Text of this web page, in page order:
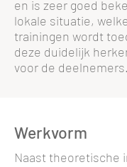
en is zeer goed
lokale situatie,
trainingen wordt
deze duidelijk
voor de deelnemers.
Werkvorm
Naast theoretische